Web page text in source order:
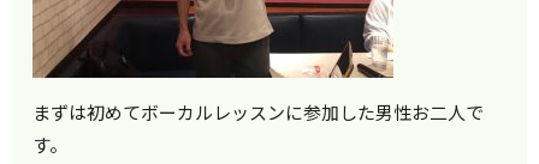
まずは初めてボーカルレッスンに参加した男性お二人で
す。